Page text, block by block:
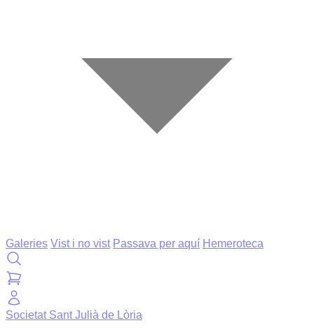
Galeries Vist i no vist Passava per aquí Hemeroteca
Societat Sant Julià de Lòria